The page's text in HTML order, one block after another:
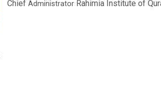
Chief Administrator Rahimia Institute of